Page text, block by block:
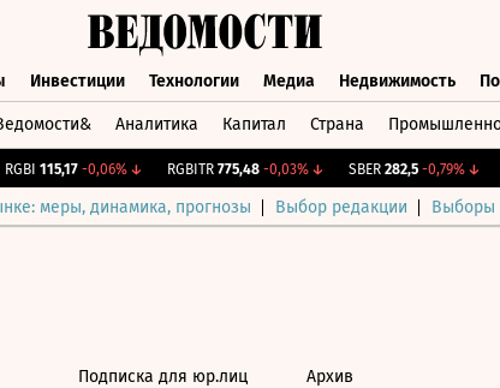
Инвестиции Технологии Медиа Недвижимость
Аналитика Капитал Страна
RGBI 115,17 -0,06%↓ RGBITR 775,48 -0,03%↓ SBER 282,5 -0,79%↓
меры, динамика, прогнозы Выбор редакции Выборы
Подписка для юр.лиц Архив